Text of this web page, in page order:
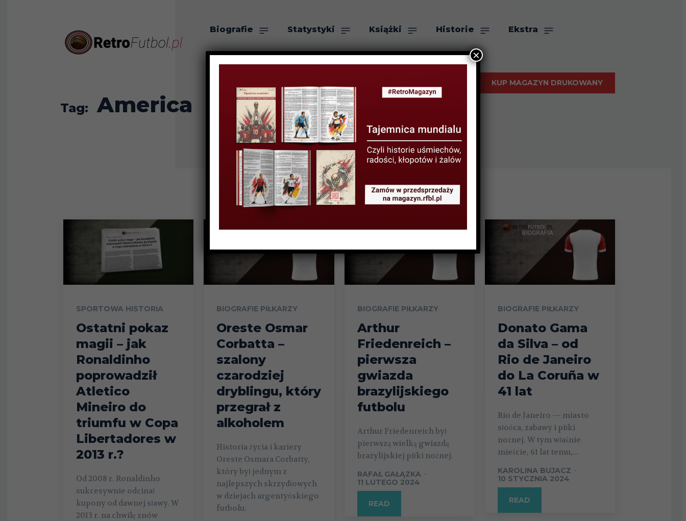
Biografie Statystyki Książki Historie Ekstra
O nas
KUP MAGAZYN DRUKOWANY
Tag: America
SPORTOWA HISTORIA
Ostatni pokaz
magii – jak
Ronaldinho
poprowadził
Atletico
Mineiro do
triumfu w Copa
Libertadores w
2013 r.?
Od 2008 r. Ronaldinho
sukcesywnie odcinał
kupony od dawnej sławy. W
2013 r. na chwilę znów
BIOGRAFIE PIŁKARZY
Oreste Osmar
Corbatta –
szalony
czarodziej
dryblingu, który
przegrał z
alkoholem
Historia życia i kariery
Oreste Osmara Corbatty,
który był jednym z
najlepszych skrzydłowych
w dziejach argentyńskiego
futbolu.
BIOGRAFIE PIŁKARZY
Arthur
Friedenreich –
pierwsza
gwiazda
brazylijskiego
futbolu
Arthur Friedenreich był
pierwszą wielką gwiazdą
brazylijskiej piłki nożnej.
RAFAŁ GAŁĄZKA -
11 LUTEGO 2024
READ
BIOGRAFIE PIŁKARZY
Donato Gama
da Silva – od
Rio de Janeiro
do La Coruña w
41 lat
Rio de Janeiro — miasto
słońca, zabawy i piłki
nożnej. W tym właśnie
mieście, 61 lat temu,...
KAROLINA BUJACZ -
10 STYCZNIA 2024
READ
×